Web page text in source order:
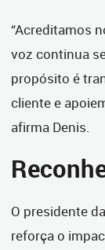
“Acreditamos
voz continua
propósito é
cliente e
afirma Denis.
O presidente
reforça o